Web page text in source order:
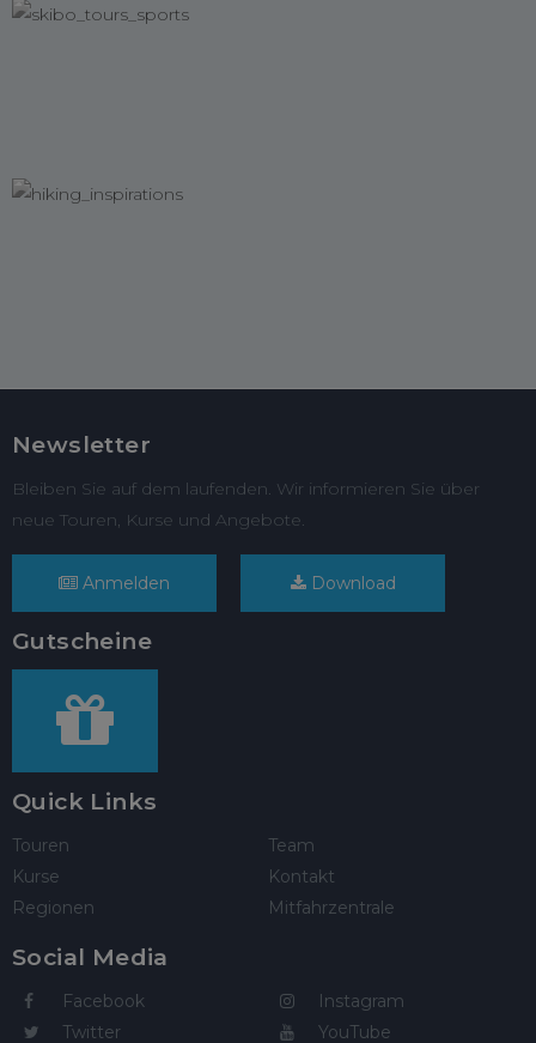
Newsletter
Bleiben Sie auf dem laufenden. Wir informieren Sie über
neue Touren, Kurse und Angebote.
Anmelden Download
Gutscheine
Quick Links
Touren
Kurse
Regionen
Team
Kontakt
Mitfahrzentrale
Social Media
Facebook
Twitter
Instagram
YouTube